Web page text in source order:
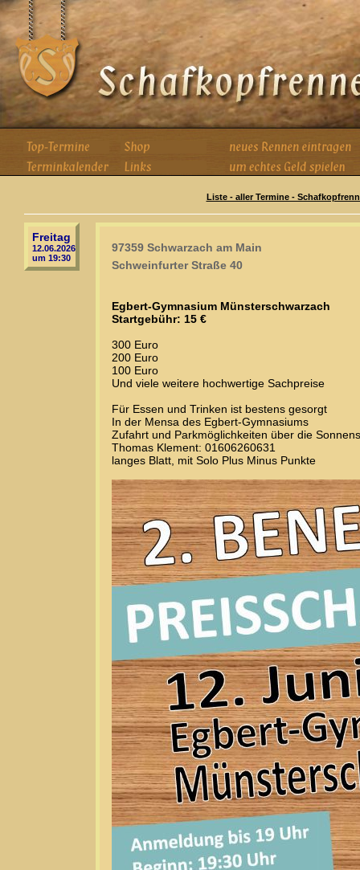
Liste - aller Termine -
Freitag
12.06.2026
um 19:30
97359 Schwarzach am Main
Schweinfurter Straße 40
Egbert-Gymnasium Münsterschwarzach
Startgebühr: 15 €
300 Euro
200 Euro
100 Euro
Und viele weitere hochwertige Sachpreise
Für Essen und Trinken ist bestens gesorgt
In der Mensa des Egbert-Gymnasiums
Zufahrt und Parkmöglichkeiten über die
Thomas Klement: 01606260631
langes Blatt, mit Solo Plus Minus Punkte